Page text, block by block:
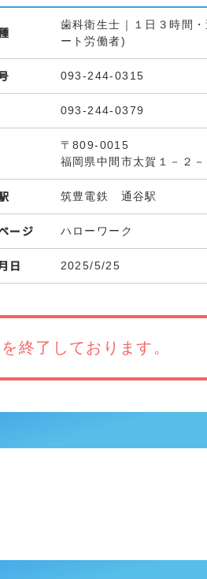
歯科衛生士｜１日３時間
ート労働者)
093-244-0315
093-244-0379
〒809-0015
福岡県中間市太賀１－２
筑豊電鉄 通谷駅
ージ ハローワーク
日 2025/5/25
終了しております。